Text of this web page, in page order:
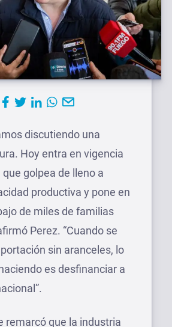
discutiendo una
Hoy entra en vigencia
golpea de lleno a
productiva y pone en
de miles de familias
Perez. “Cuando se
sin aranceles, lo
es desfinanciar a
remarcó que la industria